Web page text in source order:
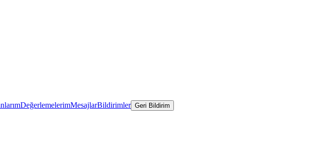
DeğerlemelerimMesajlarBildirimler Geri Bildirim